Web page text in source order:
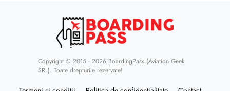
Copyright © 2015 - 2026 BoardingPass (Aviation Geek
SRL). Toate drepturile rezervate!